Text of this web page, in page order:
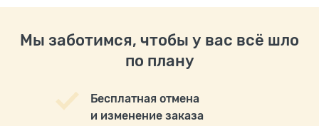
Мы заботимся, чтобы у вас всё шло
по плану
Бесплатная отмена
и изменение заказа